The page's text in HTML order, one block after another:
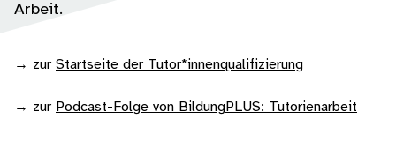
Arbeit.
→ zur Startseite der Tutor*innenqualifizierung
→ zur Podcast-Folge von BildungPLUS: Tutorienarbeit